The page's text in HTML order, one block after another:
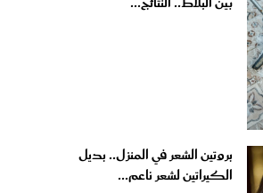
بروتين الشعر في المنزل.. بديل
الكيراتين لشعر ناعم...